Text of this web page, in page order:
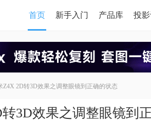
首页 新手入门 产品库 投
Z4X 2D转3D效果之调整眼镜到正确的状态
3D效果之调整眼镜到